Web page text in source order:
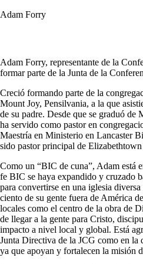
Adam Forry
Adam Forry, representante de la
formar parte de la Junta de la
Creció formando parte de la
Mount Joy, Pensilvania, a la que
de su padre. Desde que se graduó de
ha servido como pastor en
Maestría en Ministerio en Lancaster
sido pastor principal de
Como un “BIC de cuna”, Adam está
fe BIC se haya expandido y cruzado
para convertirse en una iglesia
ciento de su gente fuera de América
locales como el centro de la obra de
de llegar a la gente para Cristo,
impacto a nivel local y global. Está
Junta Directiva de la JCG como en la
ya que apoyan y fortalecen la misión